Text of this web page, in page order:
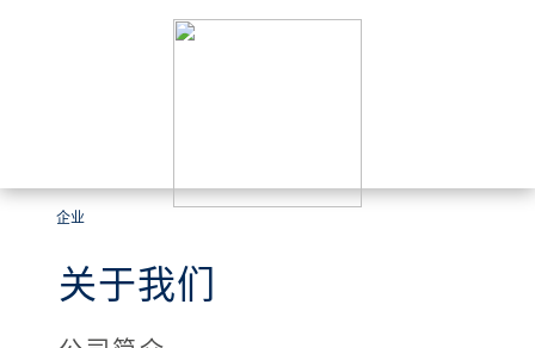
企业
关于我们